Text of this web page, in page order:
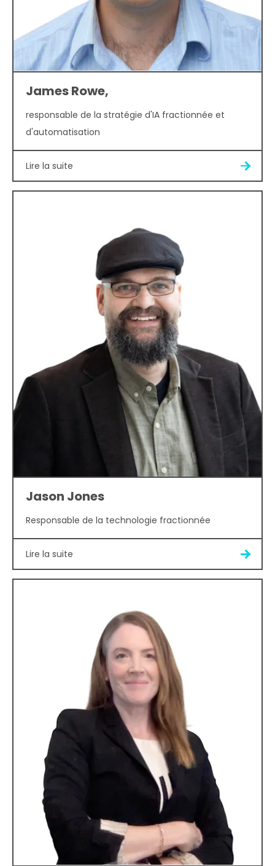
James Rowe,
responsable de la stratégie d'IA fractionnée et
d'automatisation
Lire la suite
Jason Jones
Responsable de la technologie fractionnée
Lire la suite